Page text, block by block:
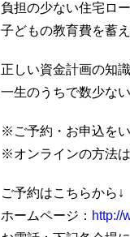
負担の少ない住宅ロ
子どもの教育費を蓄
正しい資金計画の知
一生のうちで数少な
※ご予約・お申込を
※オンラインの方法
ご予約はこちらから↓
ホームページ： http://